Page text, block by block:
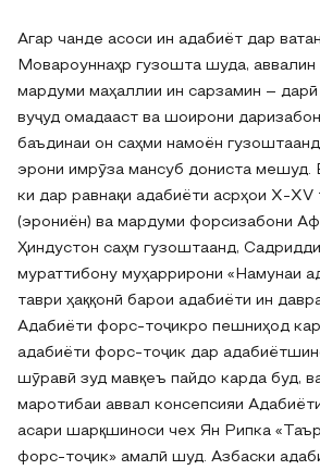
Агар чанде асоси ин адабиёт дар
Мовароуннаҳр гузошта шуда,
мардуми маҳаллии ин сарзамин –
вуҷуд омадааст ва шоирони
баъдинаи он саҳми намоён
эрони имрӯза мансуб дониста мешуд.
ки дар равнақи адабиёти асрҳои X-XV
(эрониён) ва мардуми форсизабони
Ҳиндустон саҳм гузоштаанд,
мураттибону муҳаррирони «Намунаи
таври ҳаққонӣ барои адабиёти ин
Адабиёти форс-тоҷикро пешниҳод
адабиёти форс-тоҷик дар
шӯравӣ зуд мавқеъ пайдо карда буд,
маротибаи аввал консепсияи
асари шарқшиноси чех Ян Рипка
форс-тоҷик» амалӣ шуд. Азбаски